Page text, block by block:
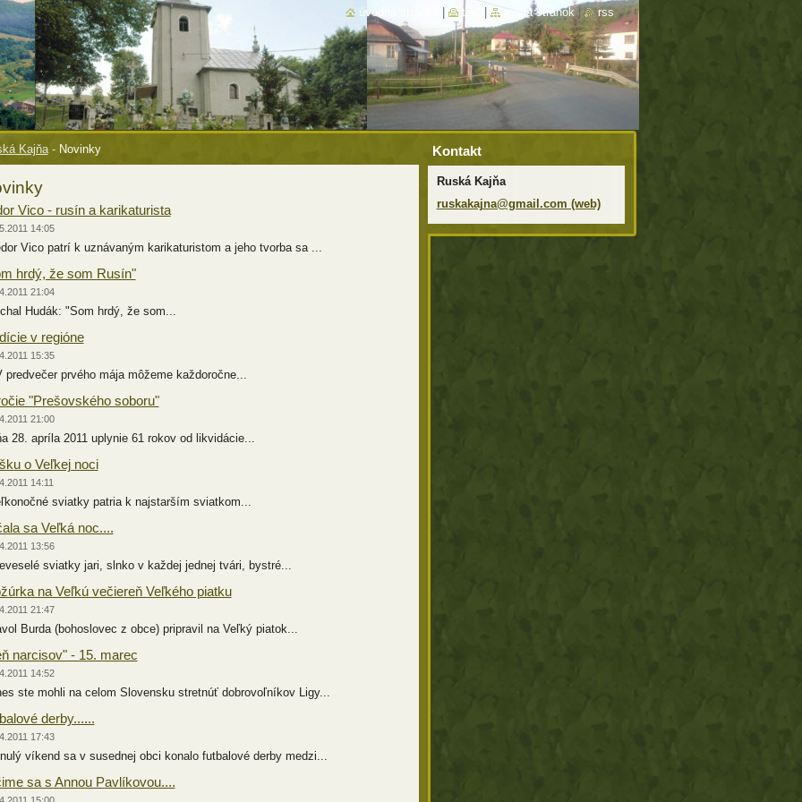
Kajňa - Novinky
Vico - rusín a karikaturista
14:05
Vico patrí k uznávaným karikaturistom a jeho tvorba sa ...
hrdý, že som Rusín"
21:04
Hudák: "Som hrdý, že som...
v regióne
15:35
prvého mája môžeme každoročne...
"Prešovského soboru"
21:00
28. apríla 2011 uplynie 61 rokov od likvidácie...
o Veľkej noci
14:11
sviatky patria k najstarším sviatkom...
sa Veľká noc....
13:56
sviatky jari, slnko v každej jednej tvári, bystré...
na Veľkú večiereň Veľkého piatku
21:47
Burda (bohoslovec z obce) pripravil na Veľký piatok...
narcisov" - 15. marec
14:52
ste mohli na celom Slovensku stretnúť dobrovoľníkov Ligy...
derby......
17:43
víkend sa v susednej obci konalo futbalové derby medzi...
sa s Annou Pavlíkovou....
Kontakt
Ruská Kajňa
ruskakajna@gmail.com (web)
úvodná stránka tlač mapa stránok | rss